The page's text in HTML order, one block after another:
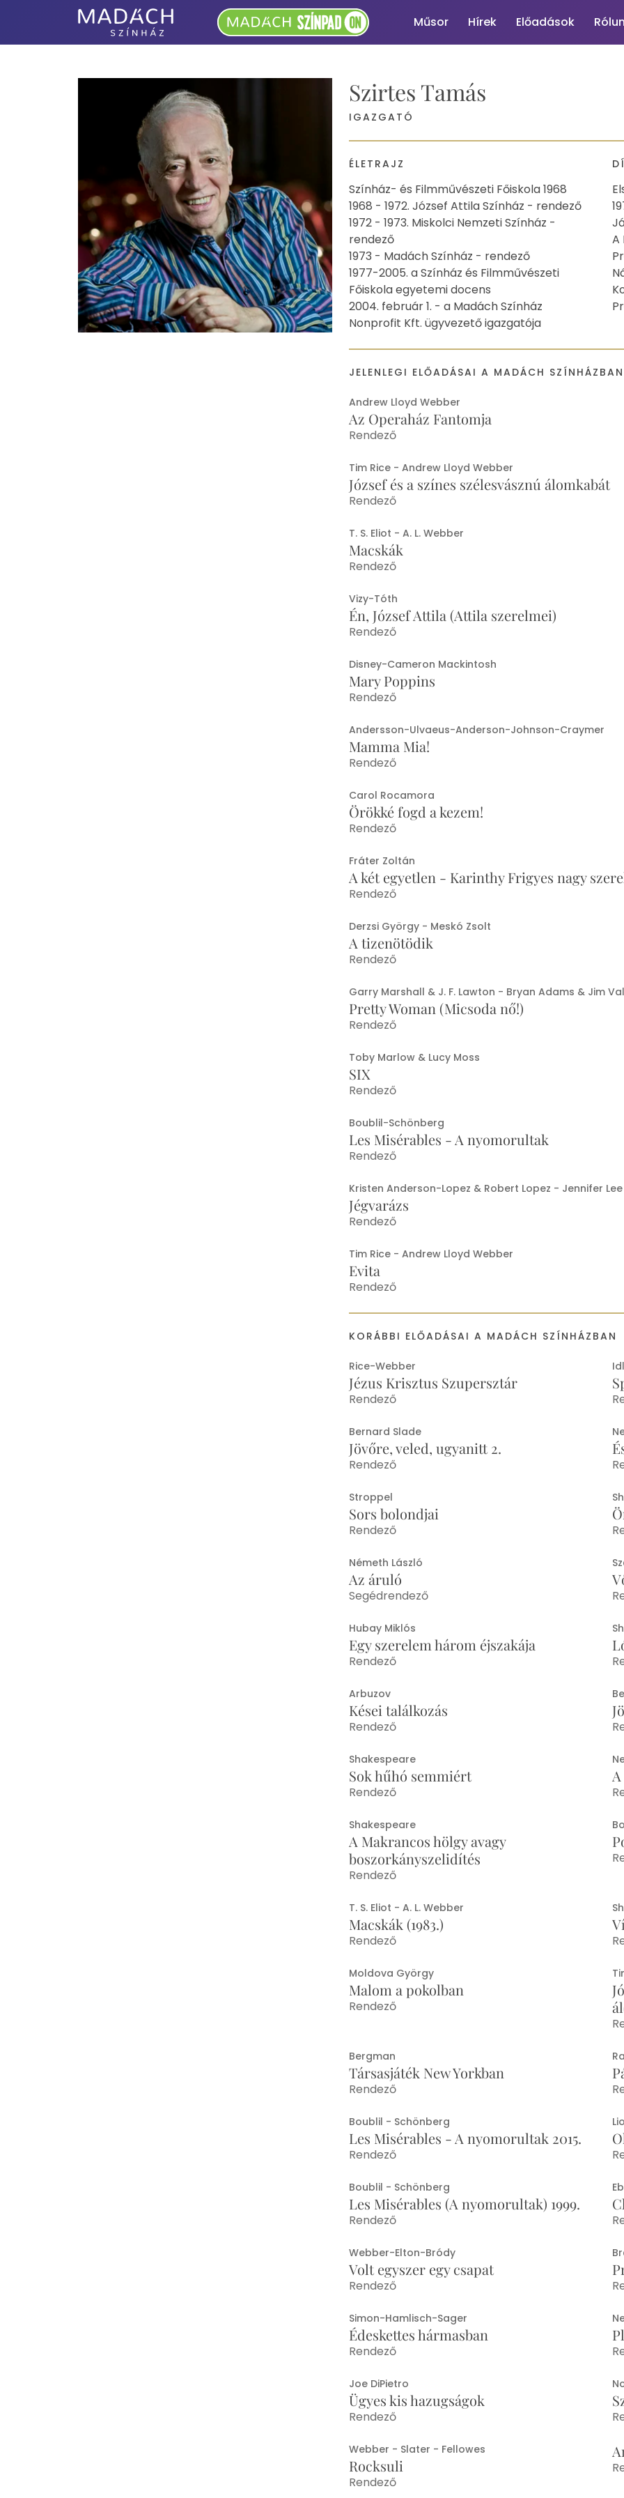
Madách
Műsor Hírek Előadások
Szirtes Tamás
IGAZGATÓ
ÉLETRAJZ
Színház- és Filmművészeti Főiskola 1968
1968 - 1972. József Attila Színház - rendező
1972 - 1973. Miskolci Nemzeti Színház -
rendező
1973 - Madách Színház - rendező
1977-2005. a Színház és Filmművészeti
Főiskola egyetemi docens
2004. február 1. - a Madách Színház
Nonprofit Kft. ügyvezető igazgatója
A
JELENLEGI ELŐADÁSAI A MADÁCH SZÍNHÁZBAN
Andrew Lloyd Webber
Az Operaház Fantomja
Rendező
Tim Rice - Andrew Lloyd Webber
József és a színes szélesvásznú álomkabát
Rendező
T. S. Eliot - A. L. Webber
Macskák
Rendező
Vizy-Tóth
Én, József Attila (Attila szerelmei)
Rendező
Disney-Cameron Mackintosh
Mary Poppins
Rendező
Andersson-Ulvaeus-Anderson-Johnson-Craymer
Mamma Mia!
Rendező
Carol Rocamora
Örökké fogd a kezem!
Rendező
Fráter Zoltán
A két egyetlen - Karinthy Frigyes nagy
Rendező
Derzsi György - Meskó Zsolt
A tizenötödik
Rendező
Garry Marshall & J. F. Lawton - Bryan Adams & Jim
Pretty Woman (Micsoda nő!)
Rendező
Toby Marlow & Lucy Moss
SIX
Rendező
Boublil-Schönberg
Les Misérables - A nyomorultak
Rendező
Kristen Anderson-Lopez & Robert Lopez - Jennifer Lee
Jégvarázs
Rendező
Tim Rice - Andrew Lloyd Webber
Evita
Rendező
KORÁBBI ELŐADÁSAI A MADÁCH SZÍNHÁZBAN
Rice-Webber
Jézus Krisztus Szupersztár
Rendező
Bernard Slade
Jövőre, veled, ugyanitt 2.
Rendező
Stroppel
Sors bolondjai
Rendező
Németh László
Az áruló
Segédrendező
Hubay Miklós
Egy szerelem három éjszakája
Rendező
Arbuzov
Kései találkozás
Rendező
Shakespeare
Sok hűhó semmiért
Rendező
Shakespeare
A Makrancos hölgy avagy
boszorkányszelidítés
Rendező
T. S. Eliot - A. L. Webber
Macskák (1983.)
Rendező
Moldova György
Malom a pokolban
Rendező
Bergman
Társasjáték New Yorkban
Rendező
Boublil - Schönberg
Les Misérables - A nyomorultak 2015.
Rendező
Boublil - Schönberg
Les Misérables (A nyomorultak) 1999.
Rendező
Webber-Elton-Bródy
Volt egyszer egy csapat
Rendező
Simon-Hamlisch-Sager
Édeskettes hármasban
Rendező
Joe DiPietro
Ügyes kis hazugságok
Rendező
Webber - Slater - Fellowes
Rocksuli
Rendező